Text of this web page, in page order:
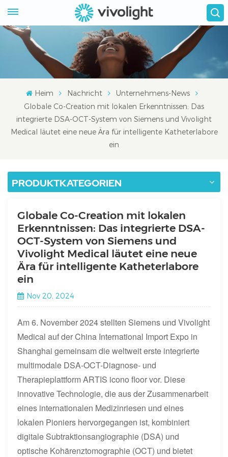
Heim Nachricht
Unternehmens-News
Globale Co-Creation mit lokalen Erkenntnissen: Das
integrierte DSA-OCT-System von Siemens und Vivolight
Medical läutet eine neue Ära für intelligente Katheterlabore
ein
PRODUKTKATEGORIEN
Globale Co-Creation mit lokalen
Erkenntnissen: Das integrierte DSA-
OCT-System von Siemens und
Vivolight Medical läutet eine neue
Ära für intelligente Katheterlabore
ein
Nov 20, 2024
Am 6. November 2024 stellten Siemens und Vivolight
Medical auf der China International Import Expo in
Shanghai gemeinsam die weltweit erste integrierte
multimodale DSA-OCT-Diagnose- und
Therapieplattform ARTIS icono floor vor. Diese
innovative Technologie, die aus der Zusammenarbeit
eines internationalen Medizinriesen und eines
lokalen Pioniers hervorgegangen ist, kombiniert
digitale Subtraktionsangiographie (DSA) und
optische Kohärenztomographie (OCT) und bietet